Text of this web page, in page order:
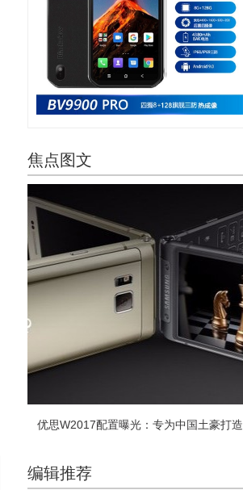
焦点图文
优思W2017配置曝光：专为中国土豪打造
编辑推荐